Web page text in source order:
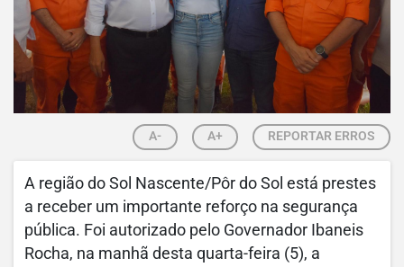
A- A+ REPORTAR ERROS
A região do Sol Nascente/Pôr do Sol está prestes
a receber um importante reforço na segurança
pública. Foi autorizado pelo Governador Ibaneis
Rocha, na manhã desta quarta-feira (5), a